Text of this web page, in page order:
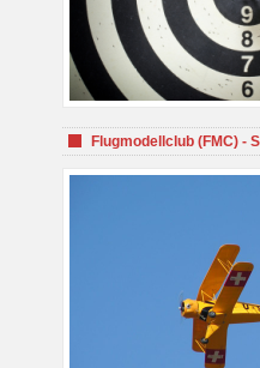
Flugmodellclub (FMC) -